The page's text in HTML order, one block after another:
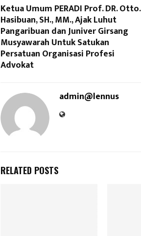
Ketua Umum PERADI Prof. DR. Otto.
Hasibuan, SH., MM., Ajak Luhut
Pangaribuan dan Juniver Girsang
Musyawarah Untuk Satukan
Persatuan Organisasi Profesi
Advokat
admin@lennus
RELATED POSTS